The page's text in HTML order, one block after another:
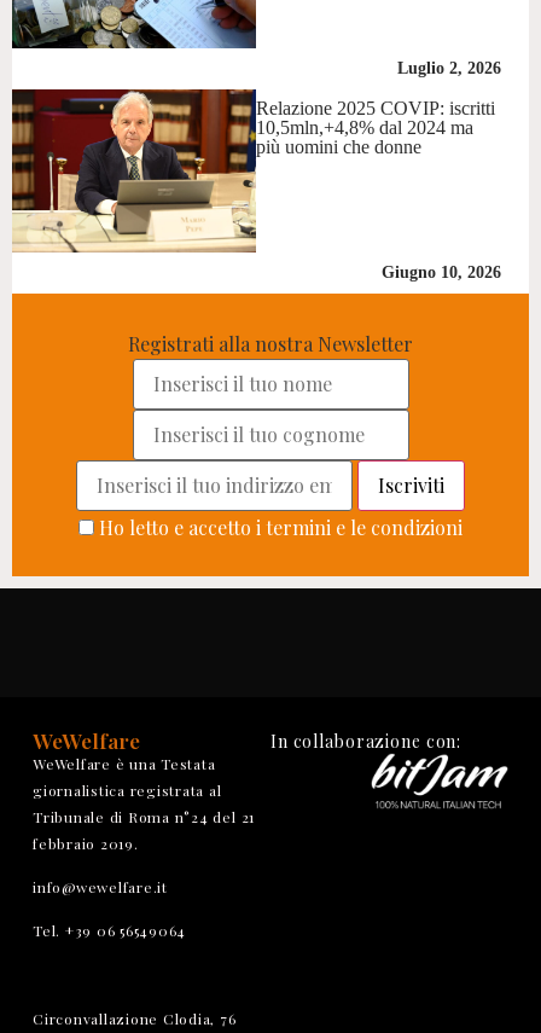
Luglio 2, 2026
Relazione 2025 COVIP: iscritti
10,5mln,+4,8% dal 2024 ma
più uomini che donne
Giugno 10, 2026
Registrati alla nostra Newsletter
Ho letto e accetto i termini e le condizioni
WeWelfare
WeWelfare è una Testata
giornalistica registrata al
Tribunale di Roma n°24 del 21
febbraio 2019.
info@wewelfare.it
Tel. +39 06 56549064
Circonvallazione Clodia, 76
In collaborazione con: